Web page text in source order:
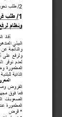
2/ طلب تحویل إعتمادات :
1/ طلب
ونظام لرفع الحاویات
أفاد السید
البیئي
المتدھور
والناتجة
عن
ولرفع
على أحسن
لعدم
توفر الشاحنات
المطمورة
وضمانا
الذاتیة
المعروض
القروض
ومساعدة
فما
فوق مجھزة
الصعوبات
التي
المطمورة عند الضرورة حسب الخطة التمویلیة التالیة:
* قرض